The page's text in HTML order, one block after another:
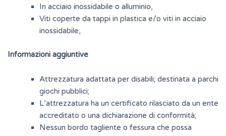
In acciaio inossidabile o alluminio,
Viti coperte da tappi in plastica e/o viti in acciaio
inossidabile,
Informazioni aggiuntive
Attrezzatura adattata per disabili; destinata a parchi
giochi pubblici;
L’attrezzatura ha un certificato rilasciato da un ente
accreditato o una dichiarazione di conformità;
Nessun bordo tagliente o fessura che possa